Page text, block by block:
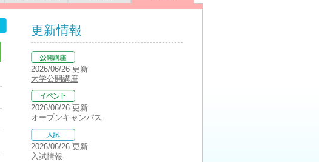
更新情報
2026/06/26 更新
大学公開講座
2026/06/26 更新
オープンキャンパス
2026/06/26 更新
入試情報